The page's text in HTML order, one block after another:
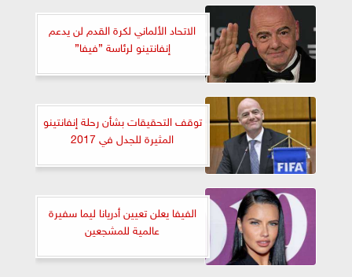
الاتحاد الألماني لكرة القدم لن يدعم
إنفانتينو لرئاسة ”فيفا”
توقف التحقيقات بشأن رحلة إنفانتينو
المثيرة للجدل في 2017
الفيفا يعلن تعيين أدريانا ليما سفيرة
عالمية للمشجعين